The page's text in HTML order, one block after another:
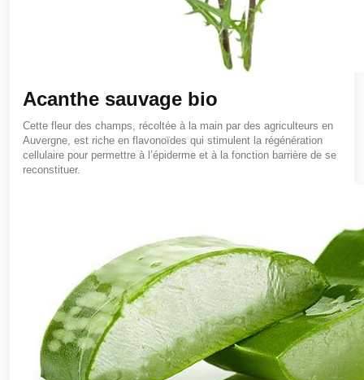
Acanthe sauvage bio
Cette fleur des champs, récoltée à la main par des agriculteurs en
Auvergne, est riche en flavonoïdes qui stimulent la régénération
cellulaire pour permettre à l’épiderme et à la fonction barrière de se
reconstituer.